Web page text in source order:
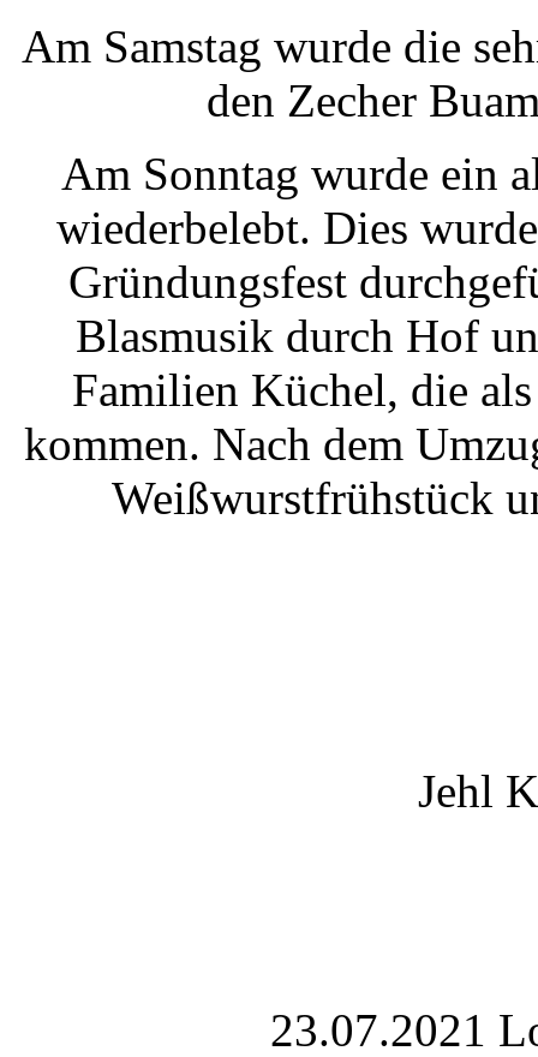
Am Samstag wurde die
den Zecher
Am Sonntag wurde ein
wiederbelebt. Dies
Gründungsfest
Blasmusik durch Hof
Familien Küchel, die
kommen. Nach dem
Weißwurstfrühstück
Jehl
23.07.2021